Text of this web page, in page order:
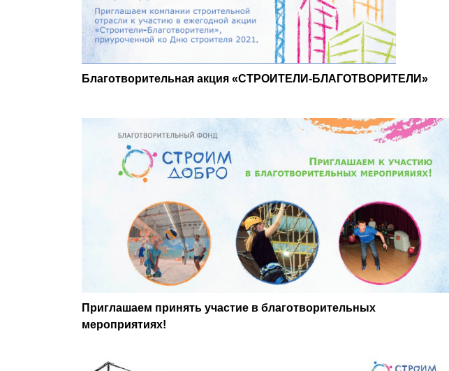
Благотворительная акция «СТРОИТЕЛИ-БЛАГОТВОРИТЕЛИ»
Приглашаем принять участие в благотворительных
мероприятиях!